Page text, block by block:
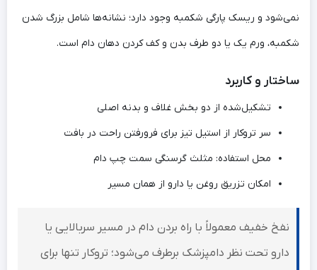
نمی‌شود و ریسک پارگی شکمبه وجود دارد؛ نشانه‌ها شامل بزرگ شدن
شکمبه، ورم یک یا دو طرف بدن و کف کردن دهان دام است.
ساختار و کاربرد
تشکیل‌شده از دو بخش غلاف و بدنه اصلی
سر تروکار از استیل تیز برای فرورفتن راحت در بافت
محل استفاده: مثلث گرسنگی سمت چپ دام
امکان تزریق روغن یا دارو از همان مسیر
نفخ خفیف معمولاً با راه بردن دام در مسیر سربالایی یا
دارو تحت نظر دامپزشک برطرف می‌شود؛ تروکار تنها برای